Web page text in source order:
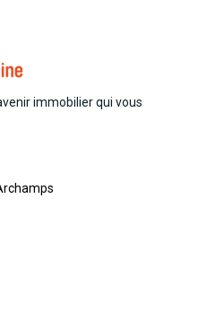
immobilier qui vous